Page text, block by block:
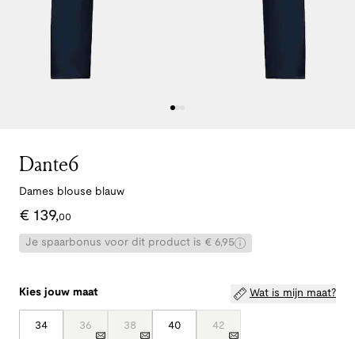
Dante6
Dames blouse blauw
€ 139,00
Je spaarbonus voor dit product is € 6,95
Kies jouw maat Wat is mijn maat?
34 36 38 40 42